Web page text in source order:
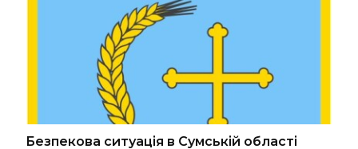
Безпекова ситуація в Сумській області